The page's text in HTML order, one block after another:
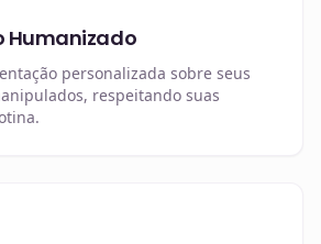
Humanizado
personalizada sobre seus
respeitando suas